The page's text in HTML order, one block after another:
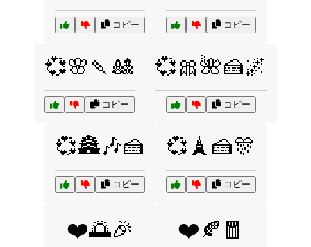
コピー コピー
💞🌸🍡🎎
コピー
💞🎀🌺🍰🌌
コピー
💞🏯🎶🍰
コピー
💞🗼🍰🎊
コピー
❤️🌅🎉 ❤️🍂🧧